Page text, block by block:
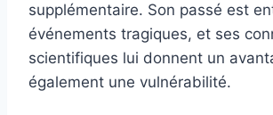
supplémentaire. Son passé est
événements tragiques, et ses
scientifiques lui donnent un
également une vulnérabilité.